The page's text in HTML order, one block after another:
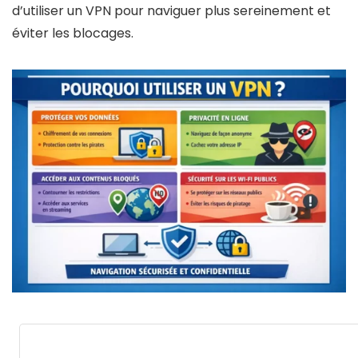
d’utiliser un VPN pour naviguer plus sereinement et
éviter les blocages.